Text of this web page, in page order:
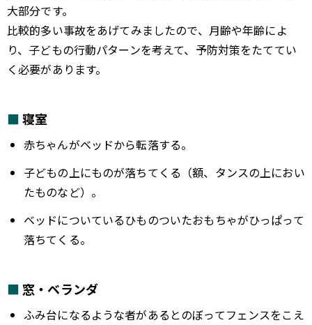
大部分です。
比較的多い事故をあげてみましたので、月齢や年齢によ
り、子どもの行動パターンを考えて、予防対策をたててい
く必要があります。
寝室
赤ちゃんがベッドから転落する。
子どもの上にものが落ちてくる（額、タンスの上におい
たものなど）。
ベッドについているひものついたおもちゃがひっぱって
落ちてくる。
窓・ベランダ
ふみ台になるような者があるとのぼってフェンスをこえ